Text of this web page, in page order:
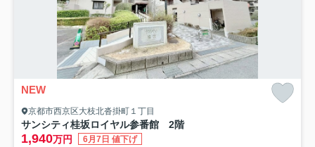
NEW
京都市西京区大枝北沓掛町１丁目
サンシティ桂坂ロイヤル参番館 2階
1,940万円 6月7日 値下げ